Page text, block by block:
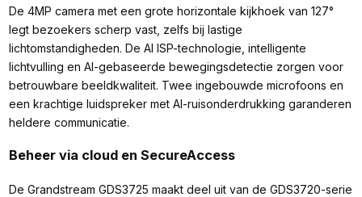
De 4MP camera met een grote horizontale kijkhoek van 127°
legt bezoekers scherp vast, zelfs bij lastige
lichtomstandigheden. De AI ISP-technologie, intelligente
lichtvulling en AI-gebaseerde bewegingsdetectie zorgen voor
betrouwbare beeldkwaliteit. Twee ingebouwde microfoons en
een krachtige luidspreker met AI-ruisonderdrukking garanderen
heldere communicatie.
Beheer via cloud en SecureAccess
De Grandstream GDS3725 maakt deel uit van de GDS3720-serie